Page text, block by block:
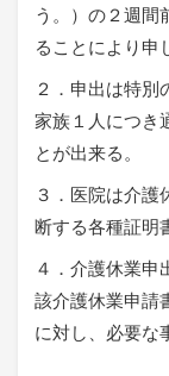
う。）の２週間
ることにより申
２．申出は特別
家族１人につき
とが出来る。
３．医院は介護
断する各種証明
４．介護休業申
該介護休業申請
に対し、必要な